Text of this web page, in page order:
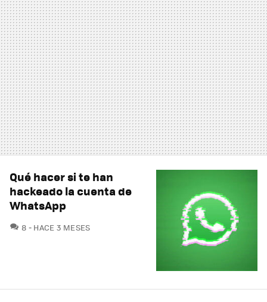
Qué hacer si te han
hackeado la cuenta de
WhatsApp
8 COMENTARIOS
HACE 3 MESES